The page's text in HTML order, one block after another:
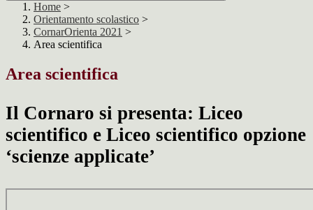
Home >
Orientamento scolastico >
CornarOrienta 2021 >
Area scientifica
Area scientifica
Il Cornaro si presenta: Liceo
scientifico e Liceo scientifico opzione
‘scienze applicate’